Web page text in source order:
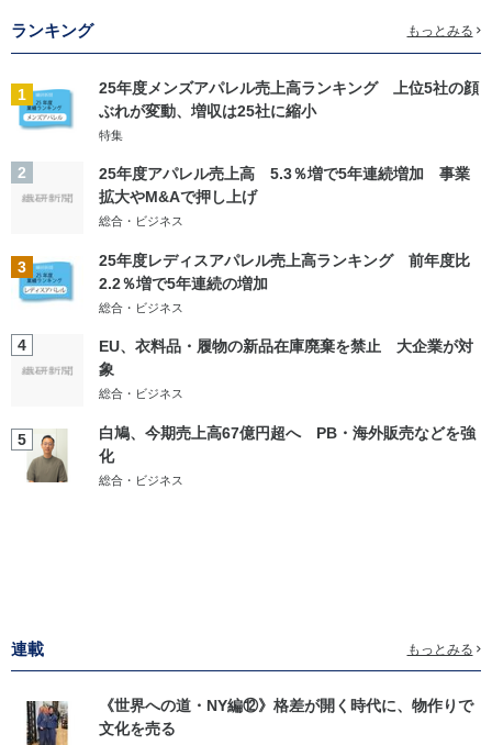
ランキング もっとみる
1
25年度メンズアパレル売上高ランキング 上位5社の顔
ぶれが変動、増収は25社に縮小
特集
2
25年度アパレル売上高 5.3％増で5年連続増加 事業
拡大やM&Aで押し上げ
総合・ビジネス
3
25年度レディスアパレル売上高ランキング 前年度比
2.2％増で5年連続の増加
総合・ビジネス
4
EU、衣料品・履物の新品在庫廃棄を禁止 大企業が対
象
総合・ビジネス
5
白鳩、今期売上高67億円超へ PB・海外販売などを強
化
総合・ビジネス
連載 もっとみる
《世界への道・NY編⑫》格差が開く時代に、物作りで
文化を売る